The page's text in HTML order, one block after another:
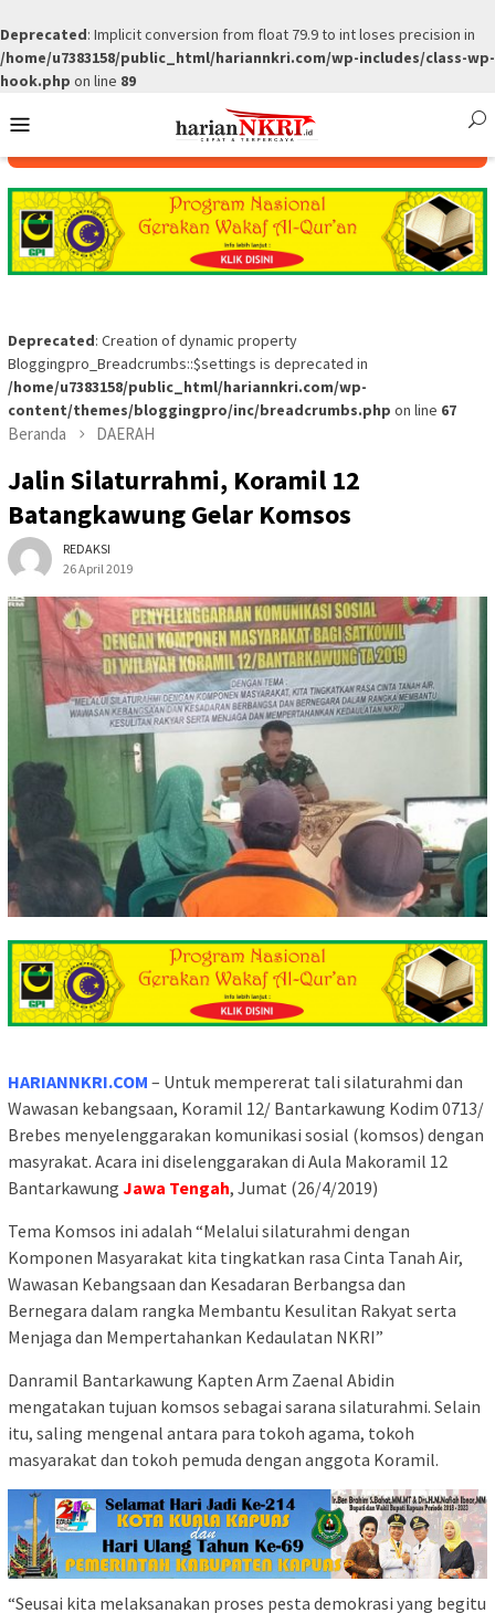
Deprecated: Implicit conversion from float 79.9 to int loses precision in
/home/u7383158/public_html/hariannkri.com/wp-includes/class-wp-
hook.php on line 89
to
Menu
Deprecated: Creation of dynamic property
Bloggingpro_Breadcrumbs::$settings is deprecated in
/home/u7383158/public_html/hariannkri.com/wp-
content/themes/bloggingpro/inc/breadcrumbs.php on line 67
Beranda DAERAH
Jalin Silaturrahmi, Koramil 12
Batangkawung Gelar Komsos
REDAKSI
26 April 2019
HARIANNKRI.COM – Untuk mempererat tali silaturahmi dan
Wawasan kebangsaan, Koramil 12/ Bantarkawung Kodim 0713/
Brebes menyelenggarakan komunikasi sosial (komsos) dengan
masyrakat. Acara ini diselenggarakan di Aula Makoramil 12
Bantarkawung Jawa Tengah, Jumat (26/4/2019)
Tema Komsos ini adalah “Melalui silaturahmi dengan
Komponen Masyarakat kita tingkatkan rasa Cinta Tanah Air,
Wawasan Kebangsaan dan Kesadaran Berbangsa dan
Bernegara dalam rangka Membantu Kesulitan Rakyat serta
Menjaga dan Mempertahankan Kedaulatan NKRI”
Danramil Bantarkawung Kapten Arm Zaenal Abidin
mengatakan tujuan komsos sebagai sarana silaturahmi. Selain
itu, saling mengenal antara para tokoh agama, tokoh
masyarakat dan tokoh pemuda dengan anggota Koramil.
“Seusai kita melaksanakan proses pesta demokrasi yang begitu